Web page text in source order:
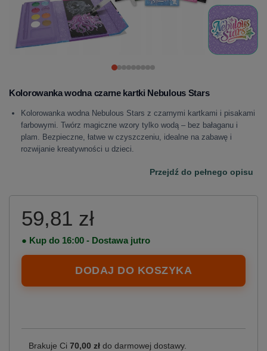
Kolorowanka wodna czarne kartki Nebulous Stars
Kolorowanka wodna Nebulous Stars z czarnymi kartkami i pisakami
farbowymi. Twórz magiczne wzory tylko wodą – bez bałaganu i
plam. Bezpieczne, łatwe w czyszczeniu, idealne na zabawę i
rozwijanie kreatywności u dzieci.
Przejdź do pełnego opisu
59,81 zł
● Kup do 16:00 - Dostawa jutro
DODAJ DO KOSZYKA
Brakuje Ci 70,00 zł do darmowej dostawy.